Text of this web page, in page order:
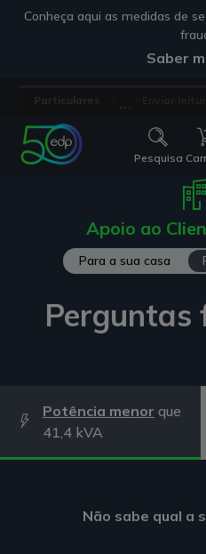
Conheça aqui as medidas de
Saber
Pesquisa
Apoio ao
Para a sua casa
Perguntas
Potência menor que
41,4 kVA
Não sabe qual a